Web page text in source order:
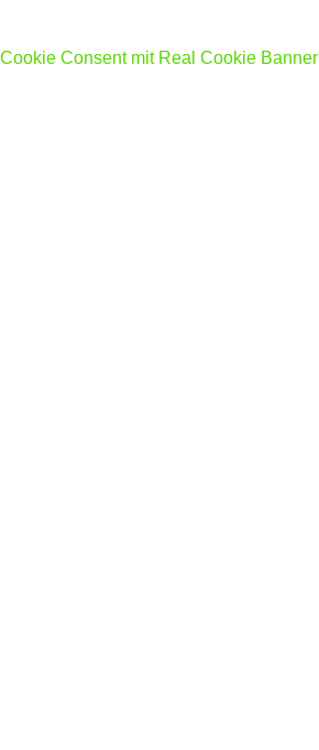
Cookie Consent mit Real Cookie Banner